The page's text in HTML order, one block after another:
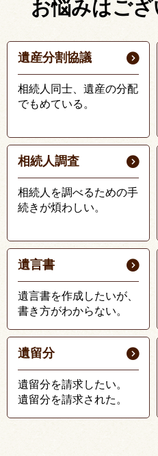
お悩みはご
遺産分割協議
相続人同士、遺産の分配
でもめている。
相続人調査
相続人を調べるための手
続きが煩わしい。
遺言書
遺言書を作成したいが、
書き方がわからない。
遺留分
遺留分を請求したい。
遺留分を請求された。